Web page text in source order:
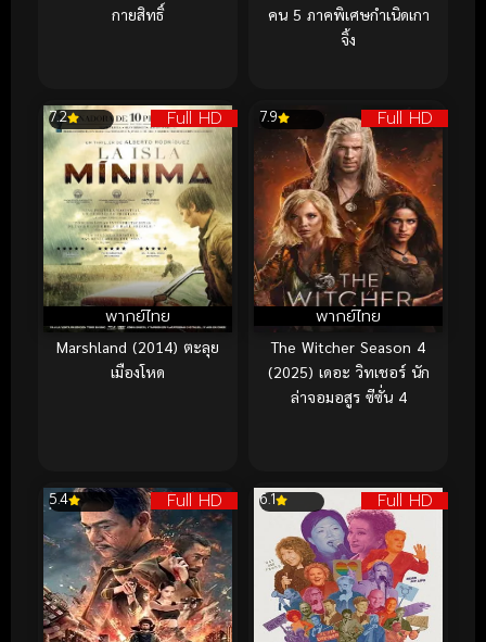
กายสิทธิ์
คน 5 ภาคพิเศษกำเนิดเกา
จิ้ง
Full HD
พากย์ไทย
7.2
Marshland (2014) ตะลุย
เมืองโหด
Full HD
พากย์ไทย
7.9
The Witcher Season 4
(2025) เดอะ วิทเชอร์ นัก
ล่าจอมอสูร ซีซั่น 4
Full HD
5.4 Full HD
6.1